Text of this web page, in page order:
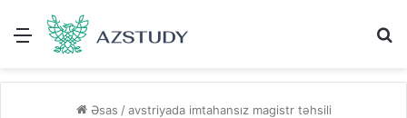
Menu
Əsas / avstriyada imtahansız magistr təhsili